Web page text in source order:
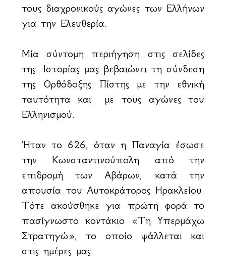
τους διαχρονικούς αγώνες των Ελλήνων
για την Ελευθερία.
Μία σύντομη περιήγηση στις σελίδες
της Ιστορίας μας βεβαιώνει τη σύνδεση
της Ορθόδοξης Πίστης με την εθνική
ταυτότητα και με τους αγώνες του
Ελληνισμού.
Ήταν το 626, όταν η Παναγία έσωσε
την Κωνσταντινούπολη από την
επιδρομή των Αβάρων, κατά την
απουσία του Αυτοκράτορος Ηρακλείου.
Τότε ακούσθηκε για πρώτη φορά το
πασίγνωστο κοντάκιο «Τη Υπερμάχω
Στρατηγώ», το οποίο ψάλλεται και
στις ημέρες μας.